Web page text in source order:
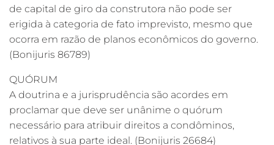
de capital de giro da construtora não pode ser
erigida à categoria de fato imprevisto, mesmo que
ocorra em razão de planos econômicos do governo.
(Bonijuris 86789)
QUÓRUM
A doutrina e a jurisprudência são acordes em
proclamar que deve ser unânime o quórum
necessário para atribuir direitos a condôminos,
relativos à sua parte ideal. (Bonijuris 26684)